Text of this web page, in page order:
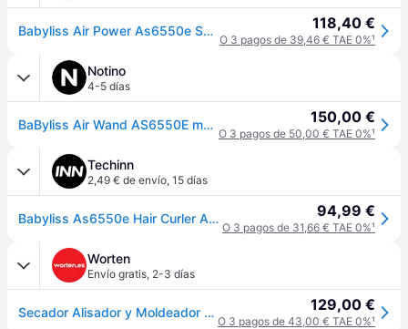
Babyliss Air Power As6550e Secador 1600 W Marina 118,40 €
O 3 pagos de 39,46 € TAE 0%¹
Notino
4-5 días
BaByliss Air Wand AS6550E moldeador-secador 1 ud 150,00 €
O 3 pagos de 50,00 € TAE 0%¹
Techinn
2,49 € de envío, 15 días
Babyliss As6550e Hair Curler Azul 94,99 €
O 3 pagos de 31,66 € TAE 0%¹
Worten
Envío gratis, 2-3 días
Secador Alisador y Moldeador BABYLISS Air Wand AS6550E (1600 W - 4 Niveles de Temperatura) 129,00 €
O 3 pagos de 43,00 € TAE 0%¹